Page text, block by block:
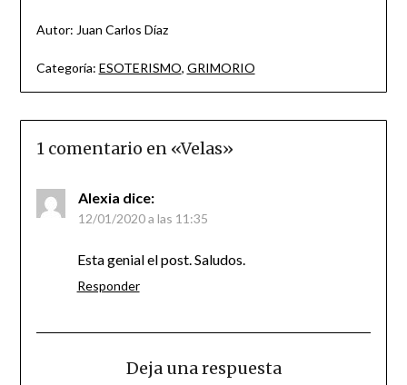
Autor: Juan Carlos Díaz
Categoría: ESOTERISMO, GRIMORIO
1 comentario en «Velas»
Alexia dice:
12/01/2020 a las 11:35
Esta genial el post. Saludos.
Responder
Deja una respuesta